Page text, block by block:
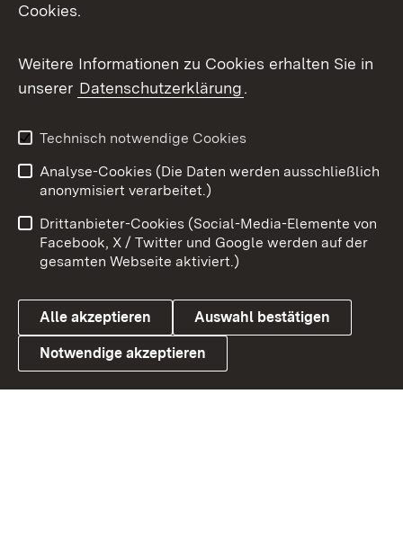
Messenger
Social Wall
X / Twitter
Youtube
Link zum Landesportal
Benutzungshinweise
Barrierefreiheit
Datenschutz
Cookies
Cookies.
Weitere Informationen zu Cookies erhalten Sie in
unserer Datenschutzerklärung.
Technisch notwendige Cookies
Analyse-Cookies (Die Daten werden ausschließlich
anonymisiert verarbeitet.)
Drittanbieter-Cookies (Social-Media-Elemente von
Facebook, X / Twitter und Google werden auf der
gesamten Webseite aktiviert.)
Alle akzeptieren Auswahl bestätigen
Notwendige akzeptieren